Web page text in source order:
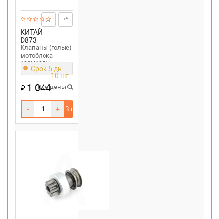
КИТАЙ
D873
Клапаны (голые)
мотоблока
190N195N
(1215Hp)
Срок 5 дн.
10 шт.
₽1 044
Все цены
- + В корзину